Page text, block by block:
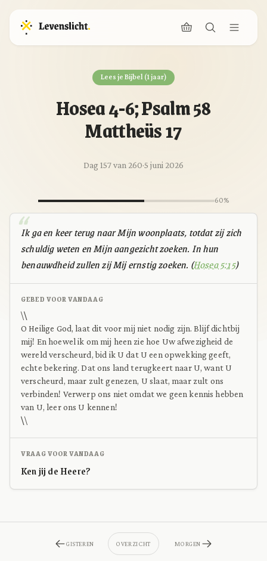
Lees je Bijbel (1 jaar)
Hosea 4-6; Psalm 58
Mattheüs 17
Dag 157 van 260·5 juni 2026
60%
Ik ga en keer terug naar Mijn woonplaats, totdat zij zich
schuldig weten en Mijn aangezicht zoeken. In hun
benauwdheid zullen zij Mij ernstig zoeken. (Hosea 5:15)
GEBED VOOR VANDAAG
\\
O Heilige God, laat dit voor mij niet nodig zijn. Blijf dichtbij
mij! En hoewel ik om mij heen zie hoe Uw afwezigheid de
wereld verscheurd, bid ik U dat U een opwekking geeft,
echte bekering. Dat ons land terugkeert naar U, want U
verscheurd, maar zult genezen, U slaat, maar zult ons
verbinden! Verwerp ons niet omdat we geen kennis hebben
van U, leer ons U kennen!
\\
VRAAG VOOR VANDAAG
Ken jij de Heere?
GISTEREN OVERZICHT MORGEN